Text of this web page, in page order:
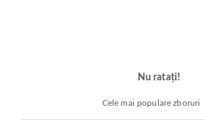
Nu ratați!
Cele mai populare zboruri